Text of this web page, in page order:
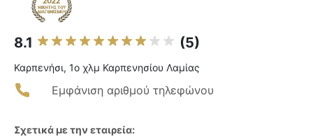
8.1 (5)
Καρπενήσι, 1ο χλμ Καρπενησίου Λαμίας
Εμφάνιση αριθμού τηλεφώνου
Σχετικά με την εταιρεία: